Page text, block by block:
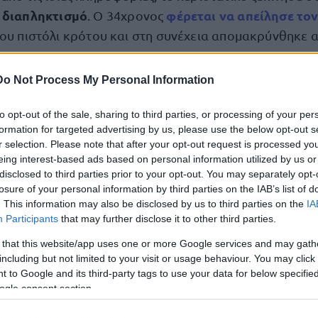
Not Process My Personal Information
opt-out of the sale, sharing to third parties, or processing of your
for targeted advertising by us, please use the below opt-out
selection. Please note that after your opt-out request is processed
interest-based ads based on personal information utilized by us
to third parties prior to your opt-out. You may separately
of your personal information by third parties on the IAB’s list of
This information may also be disclosed by us to third parties on the
Participants that may further disclose it to other third parties.
that this website/app uses one or more Google services and may
but not limited to your visit or usage behaviour. You may
to Google and its third-party tags to use your data for below
consent section.
διαπληκτισμό . Ο 34χρονος φέρεται να απείλησε
πιστόλι κρότου και στη συνέχεια απομακρύνθηκε
τουΚέντρου Άμεσης Δράσης, αστυνομικοί της
Σοφίας, κοντά στο Μέγαρο Μουσικής.
ακινητοποίησαν και τονσυνέλαβαν, παρά τη
με την Αστυνομία, προέβαλε κατά τη διαδικασία.
βρέθηκε καικατασχέθηκε πιστόλι
. Ο συλληφθείς οδηγήθηκε στοναρμόδιο εισαγγελέα.